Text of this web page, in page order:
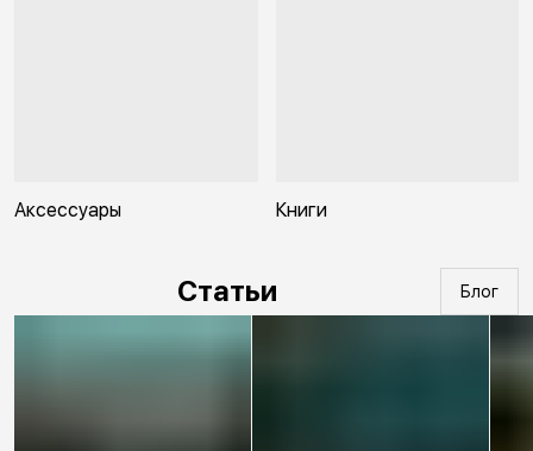
Аксессуары Книги
Статьи Блог